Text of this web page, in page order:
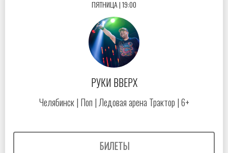
ПЯТНИЦА | 19:00
РУКИ ВВЕРХ
Челябинск | Поп | Ледовая арена Трактор | 6+
БИЛЕТЫ